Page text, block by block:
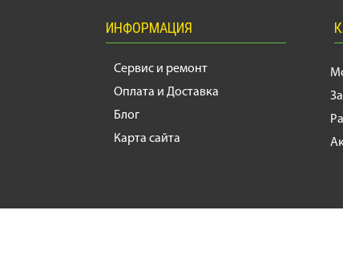
ИНФОРМАЦИЯ
Сервис и ремонт
Оплата и Доставка
Блог
Карта сайта